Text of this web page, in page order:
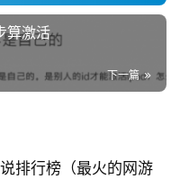
算激活
下一篇
排行榜（最火的网游